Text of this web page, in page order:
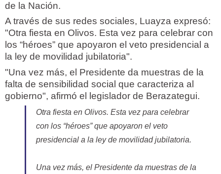
de la Nación.
A través de sus redes sociales, Luayza expresó:
"Otra fiesta en Olivos. Esta vez para celebrar con
los “héroes” que apoyaron el veto presidencial a
la ley de movilidad jubilatoria".
"Una vez más, el Presidente da muestras de la
falta de sensibilidad social que caracteriza al
gobierno", afirmó el legislador de Berazategui.
Otra fiesta en Olivos. Esta vez para celebrar
con los “héroes” que apoyaron el veto
presidencial a la ley de movilidad jubilatoria.
Una vez más, el Presidente da muestras de la